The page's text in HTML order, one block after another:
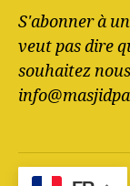
S'abonner à
veut pas dire
souhaitez